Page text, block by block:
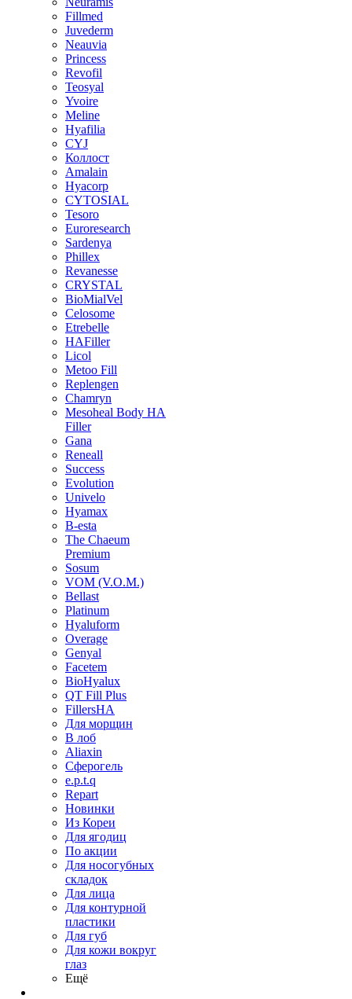
Fillmed
Juvederm
Neauvia
Princess
Revofil
Teosyal
Yvoire
Meline
Hyafilia
CYJ
Коллост
Amalain
Hyacorp
CYTOSIAL
Tesoro
Euroresearch
Sardenya
Phillex
Revanesse
CRYSTAL
BioMialVel
Celosome
Etrebelle
HAFiller
Licol
Metoo Fill
Replengen
Chamryn
Mesoheal Body HA
Filler
Gana
Reneall
Success
Evolution
Univelo
Hyamax
B-esta
The Chaeum
Premium
Sosum
VOM (V.O.M.)
Bellast
Platinum
Hyaluform
Overage
Genyal
Facetem
BioHyalux
QT Fill Plus
FillersHA
Для морщин
В лоб
Aliaxin
Сферогель
e.p.t.q
Repart
Новинки
Из Кореи
Для ягодиц
По акции
Для носогубных
складок
Для лица
Для контурной
пластики
Для губ
Для кожи вокруг
глаз
Ещё